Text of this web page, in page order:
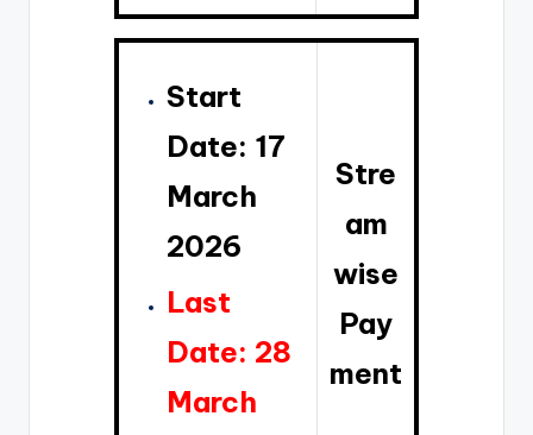
Start
Date: 17
March
2026
Last
Date: 28
March
Stre
am
wise
Pay
ment